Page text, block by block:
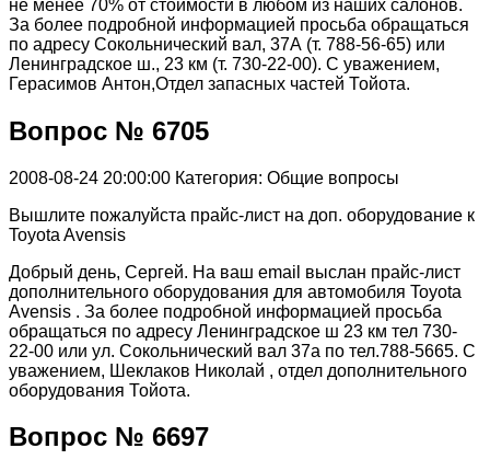
не менее 70% от стоимости в любом из наших салонов.
За более подробной информацией просьба обращаться
по адресу Сокольнический вал, 37А (т. 788-56-65) или
Ленинградское ш., 23 км (т. 730-22-00). С уважением,
Герасимов Антон,Отдел запасных частей Тойота.
Вопрос № 6705
2008-08-24 20:00:00 Категория: Общие вопросы
Вышлите пожалуйста прайс-лист на доп. оборудование к
Toyota Avensis
Добрый день, Сергей. На ваш email выслан прайс-лист
дополнительного оборудования для автомобиля Toyota
Avensis . За более подробной информацией просьба
обращаться по адресу Ленинградское ш 23 км тел 730-
22-00 или ул. Сокольнический вал 37а по тел.788-5665. С
уважением, Шеклаков Николай , отдел дополнительного
оборудования Тойота.
Вопрос № 6697